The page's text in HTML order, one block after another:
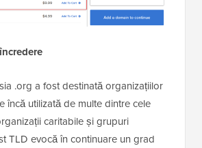
.org a fost destinată organizațiilor
încă utilizată de multe dintre cele
caritabile și grupuri
TLD evocă în continuare un grad